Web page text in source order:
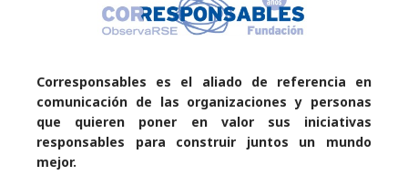
Corresponsables es el aliado de referencia en
comunicación de las organizaciones y personas
que quieren poner en valor sus iniciativas
responsables para construir juntos un mundo
mejor.